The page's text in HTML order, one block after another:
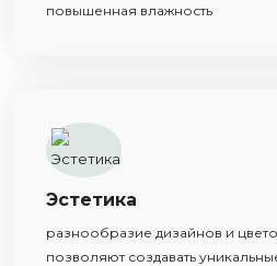
повышенная влажность
Эстетика
разнообразие дизайнов и
позволяют создавать